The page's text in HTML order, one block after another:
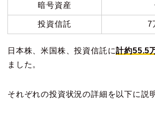
暗号資産
投資信託 7
日本株、米国株、投資信託に計約55.5
ました。
それぞれの投資状況の詳細を以下に説